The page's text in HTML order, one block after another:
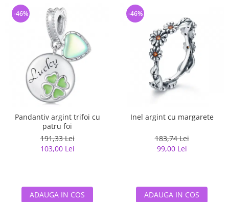
Pandantiv argint trifoi cu
patru foi
191,33 Lei
103,00 Lei
-46%
ADAUGA IN COS
Inel argint cu margarete
183,74 Lei
99,00 Lei
-46%
ADAUGA IN COS